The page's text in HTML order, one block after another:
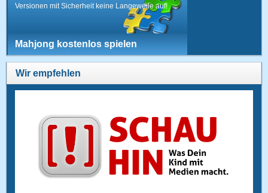
Versionen mit Sicherheit keine Langeweile auf!
Mahjong kostenlos spielen
Wir empfehlen